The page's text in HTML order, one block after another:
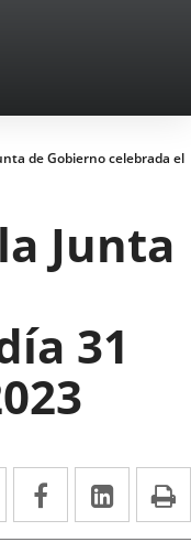
de Gobierno celebrada el
Junta
31
Twitter
Enlace Facebook
Enlace
a
Enlace
a